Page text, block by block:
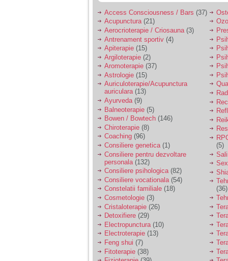
Ma aflu aici pentru ca
vreau sa stiu daca am
nevoie de un psiholog
sau psihiatru.
Sunt casatorita, am
31 de ani si un copil in
varsta de 2 ani care
mi-e lumina ochilor.
De ceva timp simt ca
mi s-a adunat
oboseala, o oboseala
cronica de care nu pot
scapa si simt ca din
cauza ei nu pot
controla nervii si
cateodata are copilul
de suferit.
Am o bariera peste
care nu pot trece:
prietena mea a ramas
insarcinata cu o fata.
Am fost de comun
acord sa facem un
copil, cu gandul ca e
baiat.
Access Consciousness / Bars (37)
Acupunctura(21)
Aerocrioterapie / Criosauna (3)
Antrenament sportiv (4)
Apiterapie (15)
Argiloterapie (2)
Aromoterapie (37)
Astrologie (15)
Auriculoterapie/Acupunctura
auriculara(13)
Ayurveda(9)
Balneoterapie (5)
Bowen / Bowtech (146)
Chiroterapie (8)
Coaching (96)
Consiliere genetica(1)
Consiliere pentru dezvoltare
personala (132)
Consiliere psihologica(82)
Consiliere vocationala (54)
Constelatii familiale (18)
Cosmetologie (3)
Cristaloterapie (26)
Detoxifiere (29)
Electropunctura (10)
Electroterapie (13)
Feng shui (7)
Fitoterapie (38)
(5)
(36)